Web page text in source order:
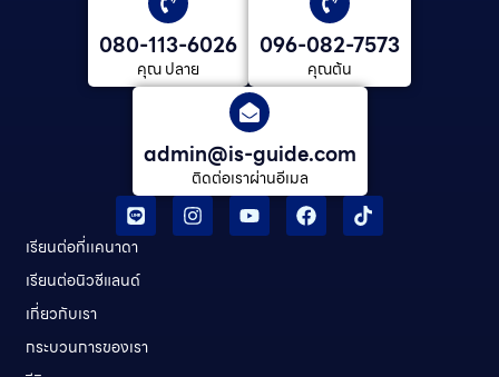
080-113-6026
คุณ ปลาย
096-082-7573
คุณต้น
admin@is-guide.com
ติดต่อเราผ่านอีเมล
เรียนต่อที่เเคนาดา
เรียนต่อนิวซีแลนด์​
เกี่ยวกับเรา
กระบวนการของเรา